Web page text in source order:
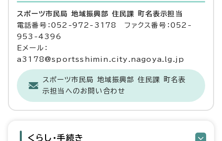
スポーツ市民局 地域振興部 住民課 町名表示担当
電話番号：052-972-3178 ファクス番号：052-
953-4396
Eメール：
a3178@sportsshimin.city.nagoya.lg.jp
スポーツ市民局 地域振興部 住民課 町名表
示担当へのお問い合わせ
くらし・手続き